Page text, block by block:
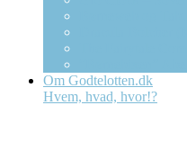
Om Godtelotten.dk
Hvem, hvad, hvor!?